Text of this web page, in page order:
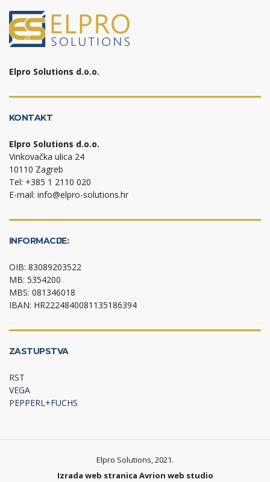
Elpro Solutions d.o.o.
KONTAKT
Elpro Solutions d.o.o.
Vinkovačka ulica 24
10110 Zagreb
Tel: +385 1 2110 020
E-mail: info@elpro-solutions.hr
INFORMACIJE:
OIB: 83089203522
MB: 5354200
MBS: 081346018
IBAN: HR2224840081135186394
ZASTUPSTVA
RST
VEGA
PEPPERL+FUCHS
Elpro Solutions, 2021.
Izrada web stranica Avrion web studio